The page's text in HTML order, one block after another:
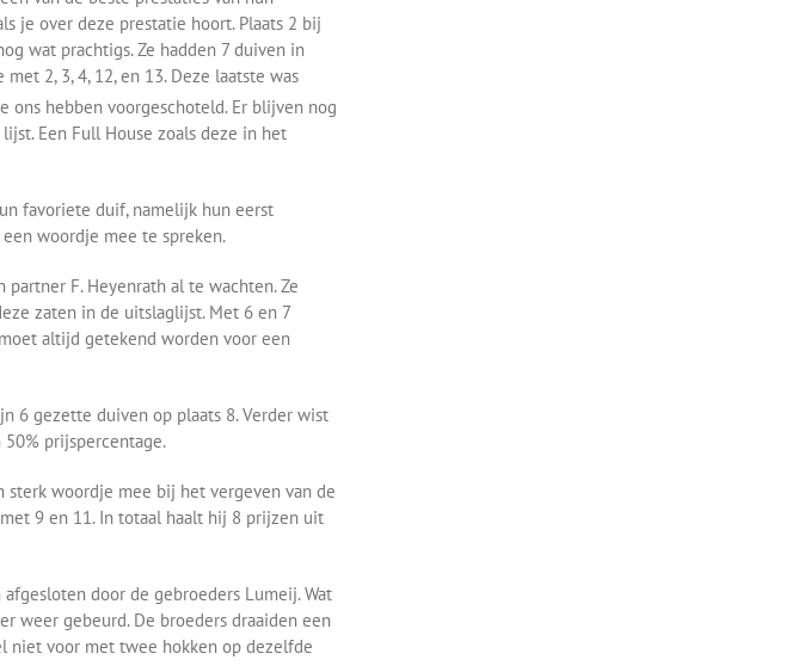
je over deze prestatie hoort. Plaats 2 bij
wat prachtigs. Ze hadden 7 duiven in
2, 3, 4, 12, en 13. Deze laatste was
ons hebben voorgeschoteld. Er blijven nog
Een Full House zoals deze in het
favoriete duif, namelijk hun eerst
woordje mee te spreken.
F. Heyenrath al te wachten. Ze
zaten in de uitslaglijst. Met 6 en 7
altijd getekend worden voor een
6 gezette duiven op plaats 8. Verder wist
prijspercentage.
woordje mee bij het vergeven van de
9 en 11. In totaal haalt hij 8 prijzen uit
door de gebroeders Lumeij. Wat
weer gebeurd. De broeders draaiden een
niet voor met twee hokken op dezelfde